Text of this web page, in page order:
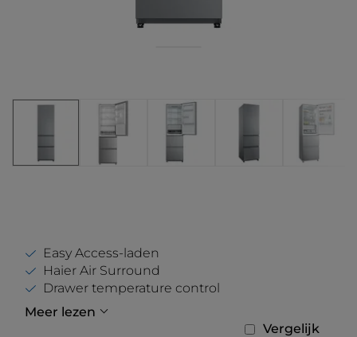
Easy Access-laden
Haier Air Surround
Drawer temperature control
Meer lezen
Vergelijk